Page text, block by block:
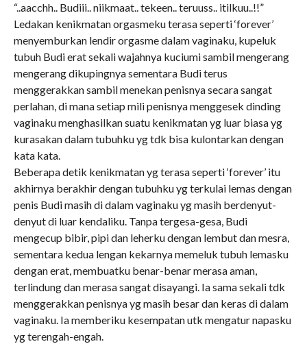
“..aacchh.. Budiii.. niikmaat.. tekeen.. teruuss.. itilkuu..!!”
Ledakan kenikmatan orgasmeku terasa seperti ‘forever’
menyemburkan lendir orgasme dalam vaginaku, kupeluk
tubuh Budi erat sekali wajahnya kuciumi sambil mengerang
mengerang dikupingnya sementara Budi terus
menggerakkan sambil menekan penisnya secara sangat
perlahan, di mana setiap mili penisnya menggesek dinding
vaginaku menghasilkan suatu kenikmatan yg luar biasa yg
kurasakan dalam tubuhku yg tdk bisa kulontarkan dengan
kata kata.
Beberapa detik kenikmatan yg terasa seperti ‘forever’ itu
akhirnya berakhir dengan tubuhku yg terkulai lemas dengan
penis Budi masih di dalam vaginaku yg masih berdenyut-
denyut di luar kendaliku. Tanpa tergesa-gesa, Budi
mengecup bibir, pipi dan leherku dengan lembut dan mesra,
sementara kedua lengan kekarnya memeluk tubuh lemasku
dengan erat, membuatku benar-benar merasa aman,
terlindung dan merasa sangat disayangi. Ia sama sekali tdk
menggerakkan penisnya yg masih besar dan keras di dalam
vaginaku. Ia memberiku kesempatan utk mengatur napasku
yg terengah-engah.